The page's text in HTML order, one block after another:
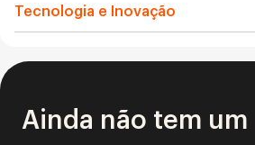
Tecnologia e Inovação
Ainda não tem um